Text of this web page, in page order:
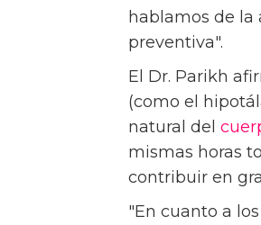
hablamos de
preventiva".
El Dr. Parikh
(como el
natural del
mismas horas
contribuir en
"En cuanto a los